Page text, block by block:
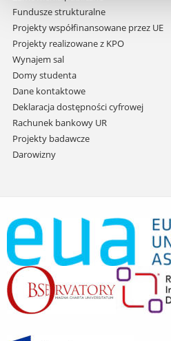
Fundusze strukturalne
Projekty współfinansowane przez UE
Projekty realizowane z KPO
Wynajem sal
Domy studenta
Dane kontaktowe
Deklaracja dostępności cyfrowej
Rachunek bankowy UR
Projekty badawcze
Darowizny